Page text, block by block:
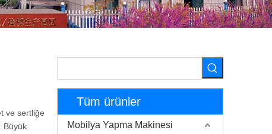
ve sertliğe
Büyük
Tüm ürünler
Mobilya Yapma Makinesi